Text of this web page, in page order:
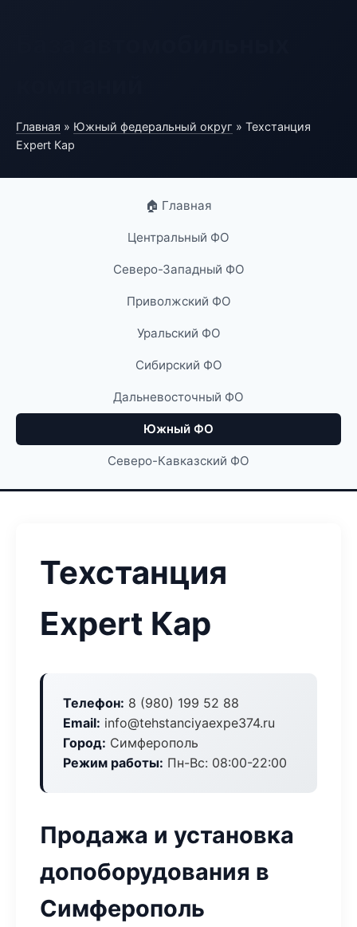
Главная » Южный федеральный округ » Техстанция
Expert Кар
🏠 Главная
Центральный ФО
Северо-Западный ФО
Приволжский ФО
Уральский ФО
Сибирский ФО
Дальневосточный ФО
Южный ФО
Северо-Кавказский ФО
Техстанция
Expert Кар
Телефон: 8 (980) 199 52 88
Email: info@tehstanciyaexpe374.ru
Город: Симферополь
Режим работы: Пн-Вс: 08:00-22:00
Продажа и установка
допоборудования в
Симферополь